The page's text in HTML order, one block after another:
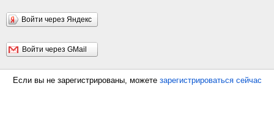
Войти через Яндекс
Войти через GMail
Если вы не зарегистрированы, можете зарегистрироваться сейчас